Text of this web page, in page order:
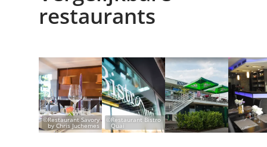
restaurants
©Restaurant Savory
by Chris Juchemes
Meer informatie
©Restaurant Bistro
Quai
Meer informatie Meer informatie